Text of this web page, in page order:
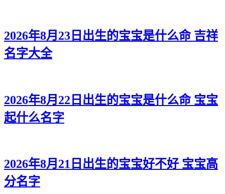
37、冰姗、娇妮、耀尊、曜和
38、菲觅、滢琦、源凯、宸乐
40、沛馨、昕恬、华亚、锦天
41、奕俪、含筠、泽知、溪启
43、瑶兰、晓涵、泽霆、耀尊
44、琦妤、冰淼、瀚浩、恺永
2026年8月23日出生的宝宝是什么命 吉祥
名字大全
2026年8月22日出生的宝宝是什么命 宝宝
起什么名字
2026年8月21日出生的宝宝好不好 宝宝高
分名字